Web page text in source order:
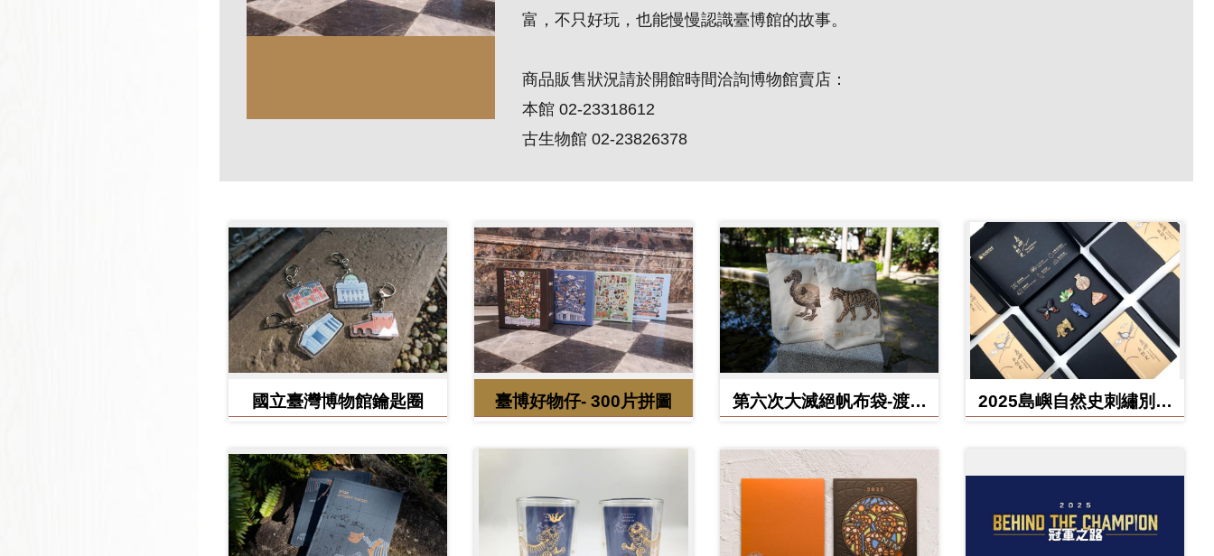
富，不只好玩，也能慢慢認識臺博館的故事。
商品販售狀況請於開館時間洽詢博物館賣店：
本館 02-23318612
古生物館 02-23826378
國立臺灣博物館鑰匙圈 臺博好物仔- 300片拼圖
第六次大滅絕帆布袋-渡渡
牛
2025島嶼自然史刺繡別針